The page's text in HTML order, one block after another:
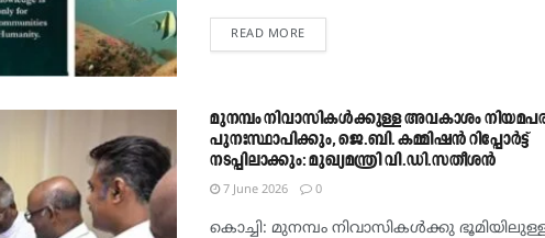
READ MOREDETAILS
മുനമ്പം നിവാസികൾക്കുള്ള അവകാശം
പുനഃസ്ഥാപിക്കും, ജെ.ബി. കമ്മിഷൻ റിപ്പോർട്ട്
നടപ്പിലാക്കും: മുഖ്യമന്ത്രി വി.ഡി.സതീശൻ
7 June 2026
0
കൊച്ചി: മുനമ്പം നിവാസികൾക്കു